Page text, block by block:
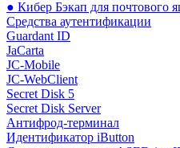
● Кибер Бэкап для почтового
Средства аутентификации
Guardant ID
JaCarta
JC-Mobile
JC-WebClient
Secret Disk 5
Secret Disk Server
Антифрод-терминал
Идентификатор iButton